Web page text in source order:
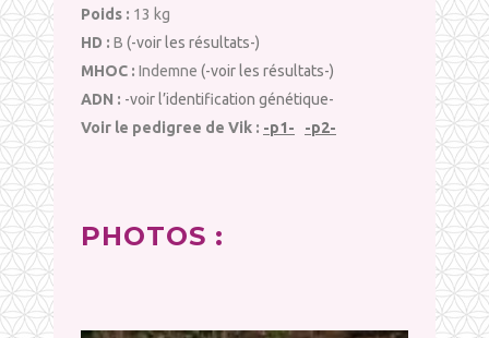
Poids : 13 kg
HD : B (-voir les résultats-)
MHOC : Indemne (-voir les résultats-)
ADN : -voir l’identification génétique-
Voir le pedigree de Vik : -p1- -p2-
PHOTOS :